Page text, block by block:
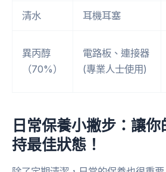
清水 耳機耳塞
異丙醇
（70%）
電路板、連接器
(專業人士使用)
日常保養小撇步：讓你
持最佳狀態！